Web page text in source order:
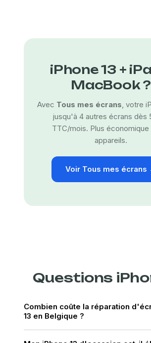
iPhone 13 +
MacBook ?
Avec Tous mes écrans, votre
jusqu'à 4 autres écrans dès
TTC/mois. Plus économique
appareils.
Voir Tous mes écrans
Questions
Combien coûte la réparation
13 en Belgique ?